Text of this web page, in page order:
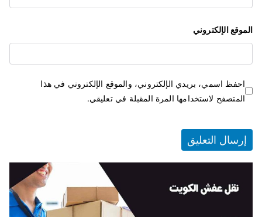
الموقع الإلكتروني
احفظ اسمي، بريدي الإلكتروني، والموقع الإلكتروني في هذا
المتصفح لاستخدامها المرة المقبلة في تعليقي.